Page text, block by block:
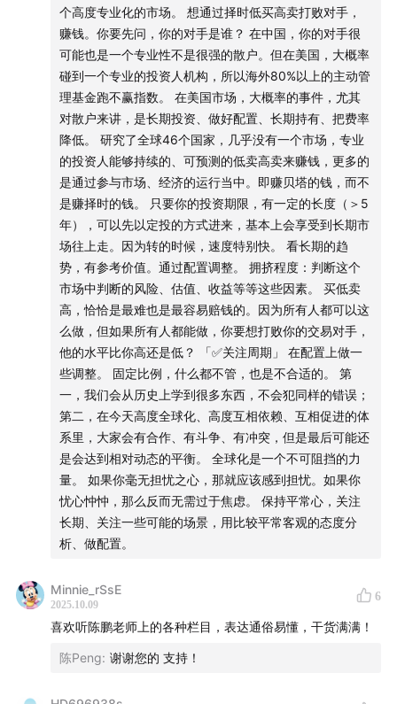
对于投资者而言，理解周期并不意味着可以精准择时。正
如达利欧在《原则》中所说：“不要对未来的预测过于自
信，而要依赖于原则和概率。”投资的关键不在于猜高点低
点，而在于如何在不同情境下保持组合的韧性：分散配
置、长期视角、保留黄金等硬通货，或许才是穿越周期的
现实解法。
周期不会给出确切答案，但它总会留下韵律。本期节目
里，我们试图让这些宏大的逻辑落到实处：美国会不会破
产？中国将如何转型？AI真的是拯救美国的“最后药方”
吗？而对你我而言，又该如何在周期的起伏中守住财富、
守住信念？
债务、周期、投资与命运的交织，或许就是我们这一代投
资人无法逃避的底色。
02:02达里奥写下“国家为什么会破产”，背后是怎样的
历史归纳？
04:44 一个国家如何从“量入为出”走向“印钞自救”？债
务周期五个阶段的宿命
轨迹。
13:21纽约街头的“国债钟”，数字不停跳动——这意味
着什么？
5、 17:23削减开支、增加税收、降低利率：三剂药方，为
「✅美国债务上限」
每次增加美国债务的天花板，之下可以自由举债，之上由众
议院批准，限制政府。
这么多年，因通胀等原因，现在撞到天花板的频率越来越
高，变成了泛政治化，双方以此作为谈判的筹码。
作为国债投资人，要逐渐小心。因为利息收入相对固定，但
他又多借了钱，未来偿还能力越来越差。
美债的大部分持有人是海外投资人。大的机构投资人，对美
元和美债比较敏感。要看他们是不是还有信心？目前看到的
是整体的信心还在，但是已经开始在做更多元化的分布。
「✅中国的另一条路」
前一段过多的依赖于房地产，通过大量的举债信用。17.18年
通过政府的行为，把经济转到比较正常良性的运转方式上。
中国现在的问题是，怎样把其他行业、板块动起来，填补房
地产留下来的空缺。还在转型的道路上，高质量发展，内需
等等。
中国赤字每年3%~4%，美国是6.5%~7%；中国债务占GDP
67%。
中国特色：很多债务是在地方政府，通过政府主导的基金，
银行借款、民间融资。
如果把这些数字加起来，非官方的估计，整体的赤字在
7%~9%，每年债务占GDP的比例110%，跟美国类似。
「✅硬通货」
如果美债周期债券货币化，黄金、生产生活要素、个人的适
黄金。长期可以适当配置。特别强的避险功能。
配置型：如果有很多美元资产，如果美元贬值、通货膨胀、
掘一些相对极端风险下，必须的生活生产要素，比如粮食、
个高度专业化的市场。 想通过择时低买高卖打败对手，
赚钱。你要先问，你的对手是谁？ 在中国，你的对手很
可能也是一个专业性不是很强的散户。但在美国，大概率
碰到一个专业的投资人机构，所以海外80%以上的主动管
理基金跑不赢指数。 在美国市场，大概率的事件，尤其
对散户来讲，是长期投资、做好配置、长期持有、把费率
降低。 研究了全球46个国家，几乎没有一个市场，专业
的投资人能够持续的、可预测的低卖高卖来赚钱，更多的
是通过参与市场、经济的运行当中。即赚贝塔的钱，而不
是赚择时的钱。 只要你的投资期限，有一定的长度（＞5
年），可以先以定投的方式进来，基本上会享受到长期市
场往上走。因为转的时候，速度特别快。 看长期的趋
势，有参考价值。通过配置调整。 拥挤程度：判断这个
市场中判断的风险、估值、收益等等这些因素。 买低卖
高，恰恰是最难也是最容易赔钱的。因为所有人都可以这
么做，但如果所有人都能做，你要想打败你的交易对手，
他的水平比你高还是低？ 「✅关注周期」 在配置上做一
些调整。 固定比例，什么都不管，也是不合适的。 第
一，我们会从历史上学到很多东西，不会犯同样的错误；
第二，在今天高度全球化、高度互相依赖、互相促进的体
系里，大家会有合作、有斗争、有冲突，但是最后可能还
是会达到相对动态的平衡。 全球化是一个不可阻挡的力
量。 如果你毫无担忧之心，那就应该感到担忧。如果你
忧心忡忡，那么反而无需过于焦虑。 保持平常心，关注
长期、关注一些可能的场景，用比较平常客观的态度分
析、做配置。
Minnie_rSsE
2025.10.09
6
喜欢听陈鹏老师上的各种栏目，表达通俗易懂，干货满满！
陈Peng: 谢谢您的 支持！